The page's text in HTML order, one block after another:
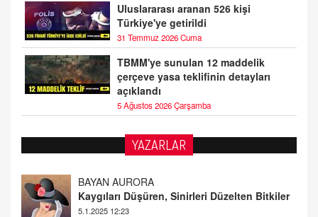
Uluslararası aranan 526 kişi
Türkiye'ye getirildi
31 Temmuz 2026 Cuma
TBMM'ye sunulan 12 maddelik
çerçeve yasa teklifinin detayları
açıklandı
5 Ağustos 2026 Çarşamba
YAZARLAR
DOKTOR CİVANIM
Mastürbasyon ve Tatmin: Bir Keşif Yolculuğu
13.11.2024 22:51